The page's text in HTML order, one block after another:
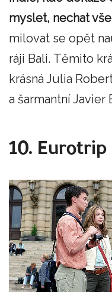
myslet, nechat
milovat se opět
ráji Bali. Těmito
krásná Julia
a šarmantní Javier
10.